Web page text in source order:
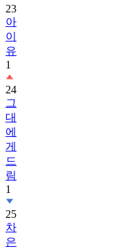
23
아
이
유
1
24
그
대
에
게
드
림
1
25
차
은